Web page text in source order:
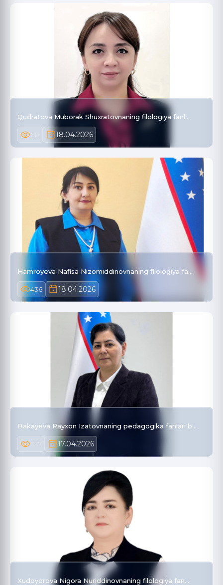
Qudratova Muborak Shuxratovnaning filologiya fanl…
18.04.2026
Hamroyeva Nafisa Nizomiddinovnaning filologiya fa…
436 18.04.2026
Bakayeva Rayxon Izatovnaning pedagogika fanlari b…
17.04.2026
Xudoyorova Nigora Nuriddinovnaning filologiya fan…